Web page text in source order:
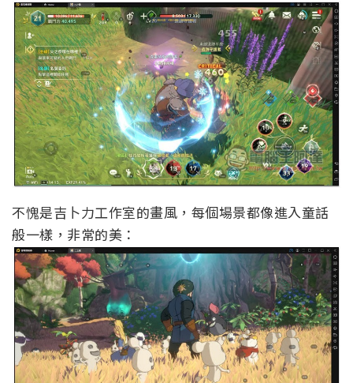
不愧是吉卜力工作室的畫風，每個場景都像進入童話
般一樣，非常的美：